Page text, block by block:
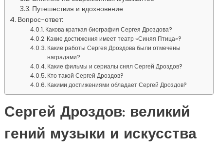
Путешествия и вдохновение
Вопрос-ответ:
Какова краткая биография Сергея Дроздова?
Какие достижения имеет театр «Синяя Птица»?
Какие работы Сергея Дроздова были отмечены
наградами?
Какие фильмы и сериалы снял Сергей Дроздов?
Кто такой Сергей Дроздов?
Какими достижениями обладает Сергей Дроздов?
Сергей Дроздов: великий
гений музыки и искусства